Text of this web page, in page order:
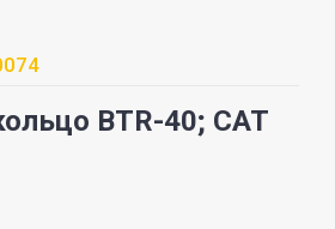
BTR-40; CAT